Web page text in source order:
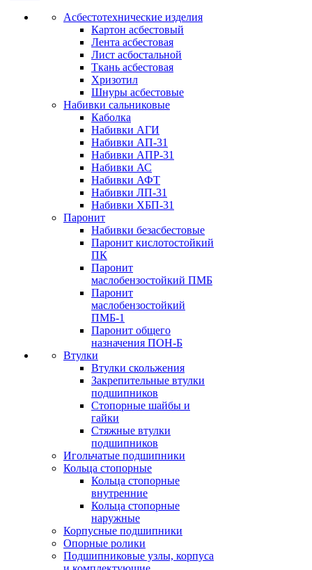
Асбестотехнические изделия
Картон асбестовый
Лента асбестовая
Лист асбостальной
Ткань асбестовая
Хризотил
Шнуры асбестовые
Набивки сальниковые
Каболка
Набивки АГИ
Набивки АП-31
Набивки АПР-31
Набивки АС
Набивки АФТ
Набивки ЛП-31
Набивки ХБП-31
Паронит
Набивки безасбестовые
Паронит кислотостойкий
ПК
Паронит
маслобензостойкий ПМБ
Паронит
маслобензостойкий
ПМБ-1
Паронит общего
назначения ПОН-Б
Втулки
Втулки скольжения
Закрепительные втулки
подшипников
Стопорные шайбы и
гайки
Стяжные втулки
подшипников
Игольчатые подшипники
Кольца стопорные
Кольца стопорные
внутренние
Кольца стопорные
наружные
Корпусные подшипники
Опорные ролики
Подшипниковые узлы, корпуса